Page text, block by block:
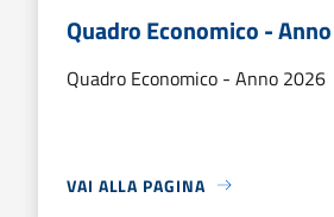
Quadro Economico -
Quadro Economico - Anno 2026
VAI ALLA PAGINA